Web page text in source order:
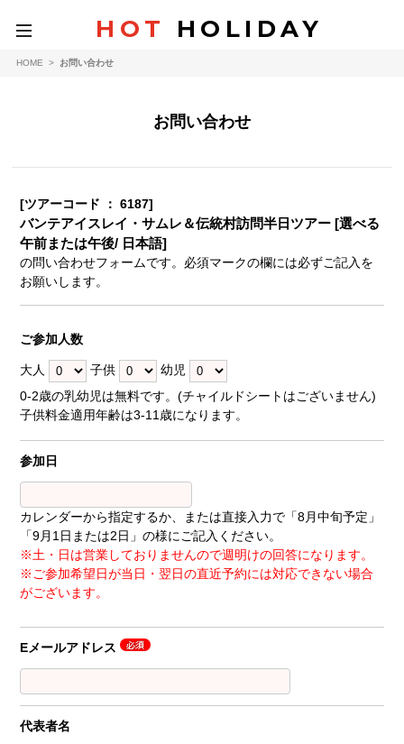
toggle
navigation
HOT HOLIDAY
HOME > お問い合わせ
お問い合わせ
[ツアーコード ： 6187]
バンテアイスレイ・サムレ＆伝統村訪問半日ツアー [選べる
午前または午後/ 日本語]
の問い合わせフォームです。必須マークの欄には必ずご記入を
お願いします。
ご参加人数
大人 子供
幼児
0-2歳の乳幼児は無料です。(チャイルドシートはございません)
子供料金適用年齢は3-11歳になります。
参加日
カレンダーから指定するか、または直接入力で「8月中旬予定」
「9月1日または2日」の様にご記入ください。
※土・日は営業しておりませんので週明けの回答になります。
※ご参加希望日が当日・翌日の直近予約には対応できない場合
がございます。
Eメールアドレス
代表者名